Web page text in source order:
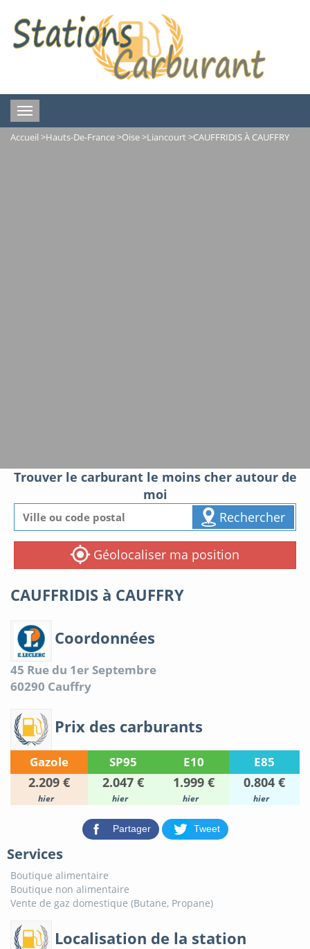
Toggle
navigation
Accueil >Hauts-De-France>Oise>Liancourt >CAUFFRIDIS À CAUFFRY
Trouver le carburant le moins cher autour de
moi
Rechercher
Géolocaliser ma position
CAUFFRIDIS à CAUFFRY
Coordonnées
45 Rue du 1er Septembre
60290 Cauffry
Prix des carburants
Gazole SP95 E10 E85
2.209 € 2.047 € 1.999 € 0.804 €
hier hier hier hier
Partager Tweet
Services
Boutique alimentaire
Boutique non alimentaire
Vente de gaz domestique (Butane, Propane)
Localisation de la station